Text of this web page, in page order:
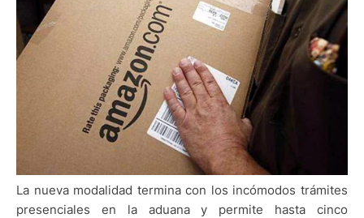
La nueva modalidad termina con los incómodos trámites
presenciales en la aduana y permite hasta cinco